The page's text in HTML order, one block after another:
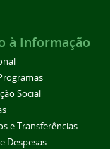
à Informação
Social
e Transferências
Despesas